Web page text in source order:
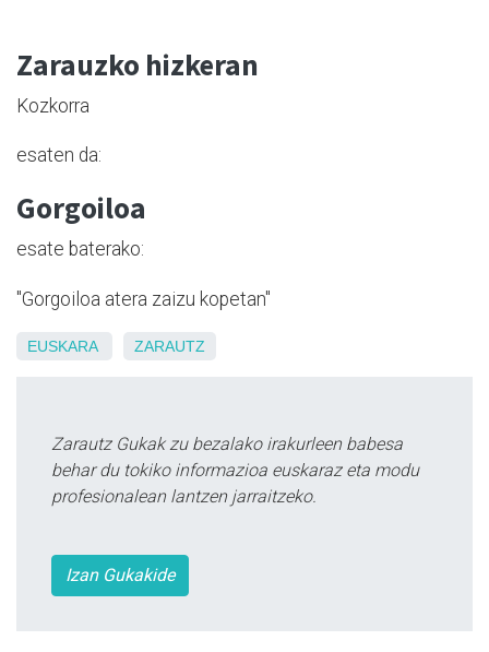
Zarauzko hizkeran
Kozkorra
esaten da:
Gorgoiloa
esate baterako:
"Gorgoiloa atera zaizu kopetan"
EUSKARA ZARAUTZ
Zarautz Gukak zu bezalako irakurleen babesa
behar du tokiko informazioa euskaraz eta modu
profesionalean lantzen jarraitzeko.
Izan Gukakide